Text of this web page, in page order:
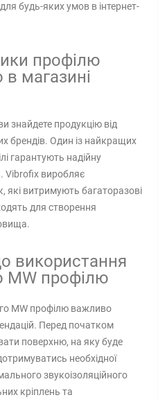
будь-яких умов в інтернет-
профілю
в магазині
знайдете продукцію від
брендів. Один із найкращих
гарантують надійну
Vibrofix виробляє
які витримують багаторазові
для створення
використання
MW профілю
MW профілю важливо
Перед початком
поверхню, на яку буде
необхідної
звукоізоляційного
кріплень та